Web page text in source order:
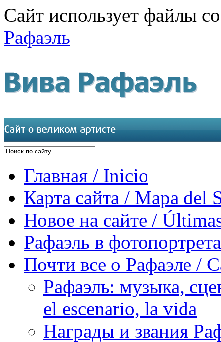
Сайт использует файлы
Рафаэль
Главная / Inicio
Карта сайта / Mapa del
Новое на сайте /
Рафаэль в
Почти все о Рафаэле /
Рафаэль: музыка,
el escenario, la vida
Награды и звания